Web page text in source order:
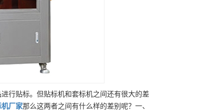
行贴标。但贴标机和套标机之间还有很大的差
机厂家那么这两者之间有什么样的差别呢？一、